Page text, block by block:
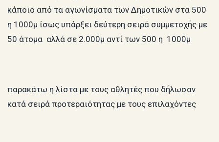
κάποιο από τα αγωνίσματα των Δημοτικών στα 500
η 1000μ ίσως υπάρξει δεύτερη σειρά συμμετοχής με
50 άτομα αλλά σε 2.000μ αντί των 500 η 1000μ
παρακάτω η λίστα με τους αθλητές που δήλωσαν
κατά σειρά προτεραιότητας με τους επιλαχόντες